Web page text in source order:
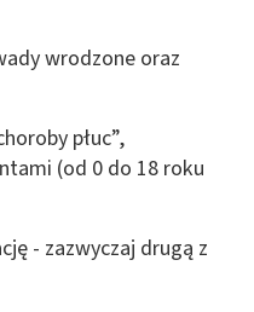
wrodzone oraz
płuc”,
(od 0 do 18 roku
- zazwyczaj drugą z